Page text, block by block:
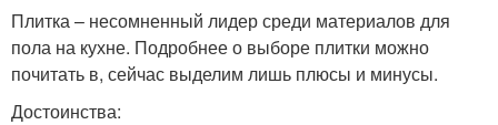
Плитка – несомненный лидер среди материалов для
пола на кухне. Подробнее о выборе плитки можно
почитать в, сейчас выделим лишь плюсы и минусы.
Достоинства: